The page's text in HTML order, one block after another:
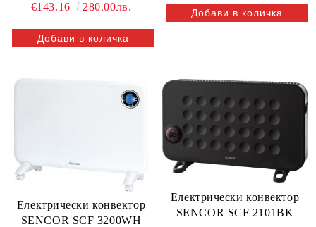
€143.16
280.00лв.
Електрически конвектор
SENCOR SCF 3200WH
Електрически конвектор
SENCOR SCF 2101BK